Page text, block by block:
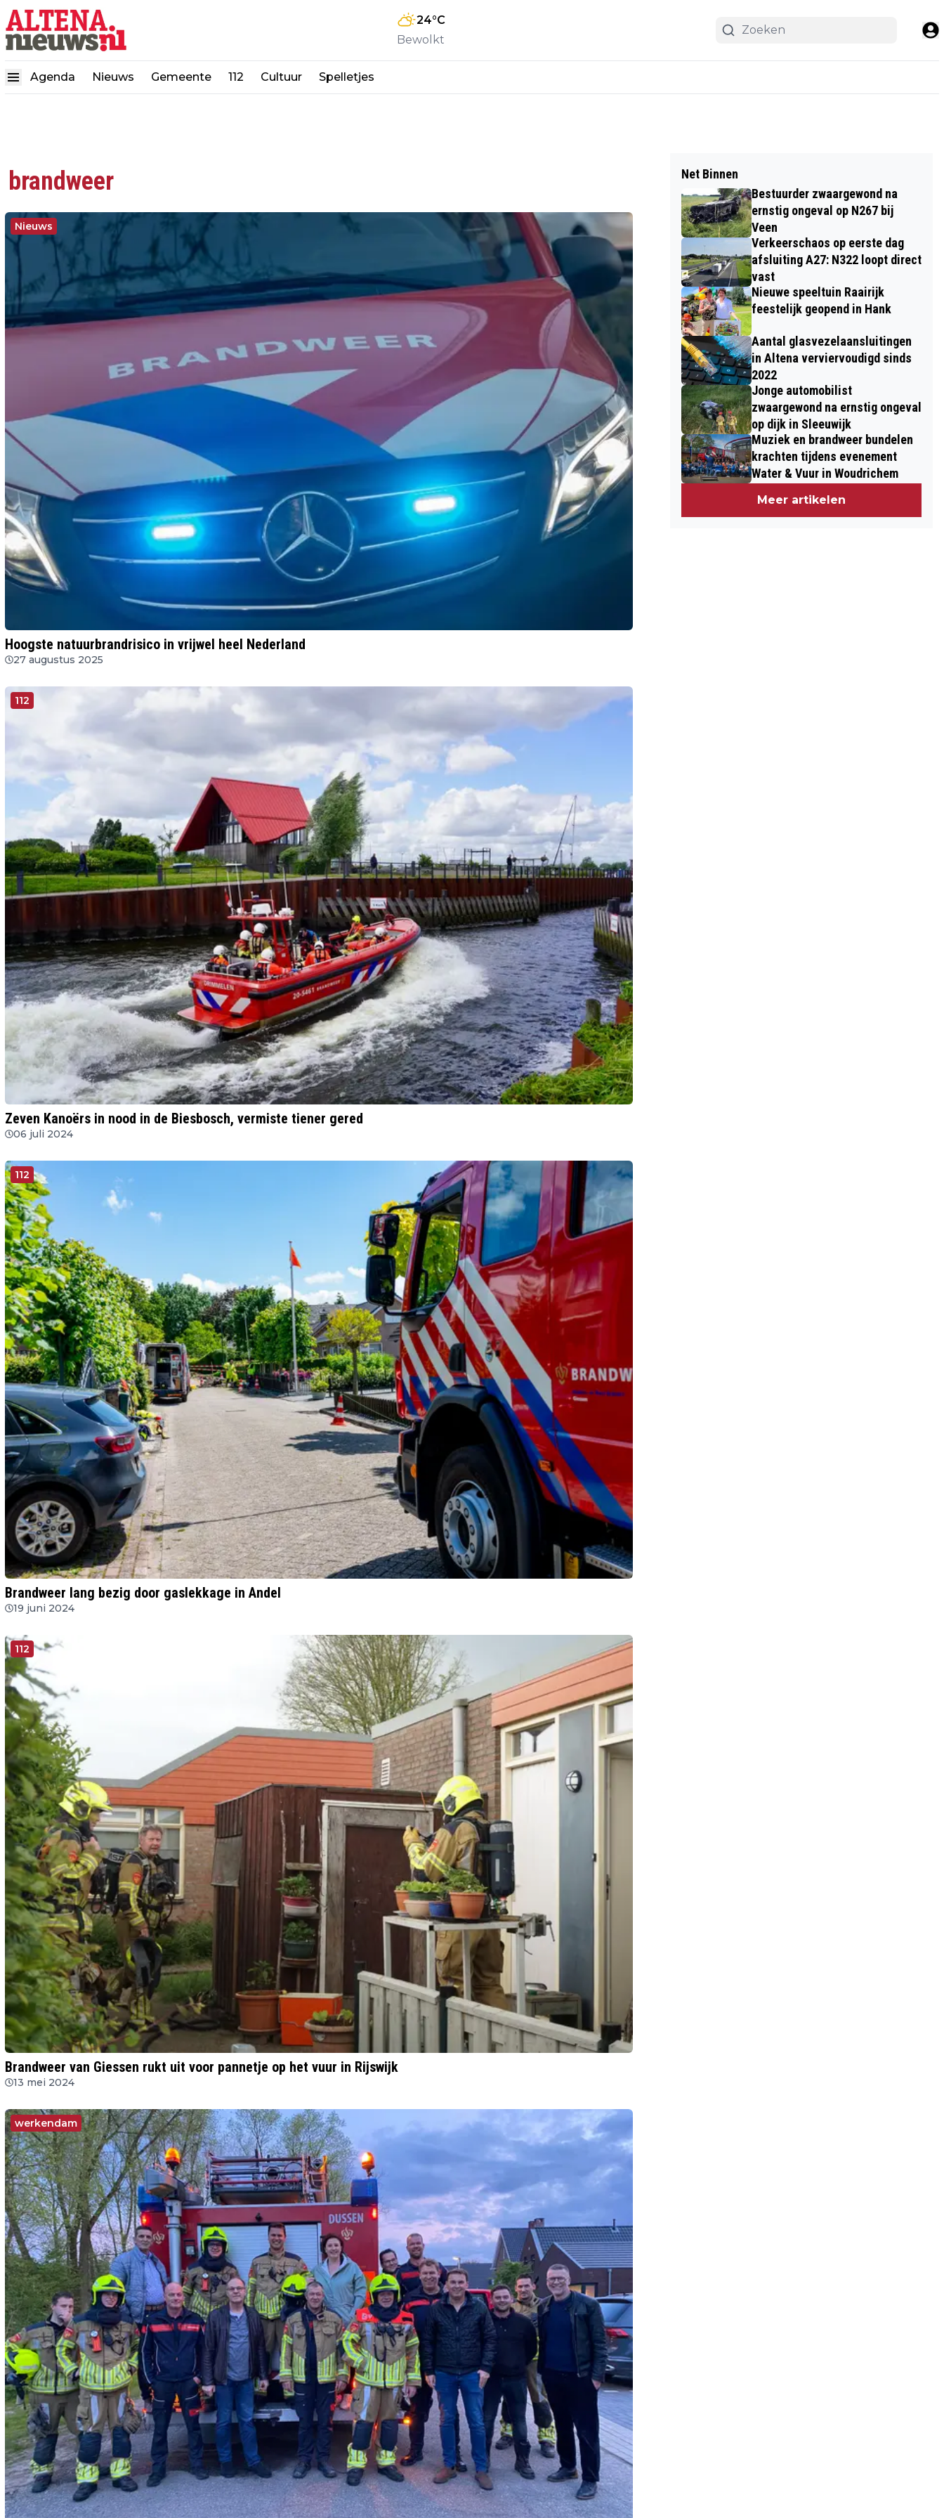
24°C
Bewolkt
Agenda Nieuws Gemeente 112 Cultuur Spelletjes
brandweer
Nieuws
Hoogste natuurbrandrisico in vrijwel heel Nederland
27 augustus 2025
112
Zeven Kanoërs in nood in de Biesbosch, vermiste tiener gered
06 juli 2024
112
Brandweer lang bezig door gaslekkage in Andel
19 juni 2024
112
Brandweer van Giessen rukt uit voor pannetje op het vuur in Rijswijk
13 mei 2024
werkendam
Net Binnen
Bestuurder zwaargewond na
ernstig ongeval op N267 bij
Veen
Verkeerschaos op eerste dag
afsluiting A27: N322 loopt direct
vast
Nieuwe speeltuin Raairijk
feestelijk geopend in Hank
Aantal glasvezelaansluitingen
in Altena verviervoudigd sinds
2022
Jonge automobilist
zwaargewond na ernstig ongeval
op dijk in Sleeuwijk
Muziek en brandweer bundelen
krachten tijdens evenement
Water & Vuur in Woudrichem
Meer artikelen